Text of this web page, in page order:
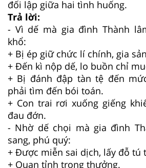
đối lập giữa hai tình huống.
Trả lời:
- Vì dế mà gia đình Thành
khổ:
+ Bị ép giữ chức lí chính, gia
+ Đến kì nộp dế, lo buồn chỉ
+ Bị đánh đập tàn tệ đến
phải tìm đến bói toán.
+ Con trai rơi xuống giếng
đau đớn.
- Nhờ dế chọi mà gia đình
sang, phú quý:
+ Được miễn sai dịch, lấy đỗ tú
+ Quan tỉnh trọng thưởng.